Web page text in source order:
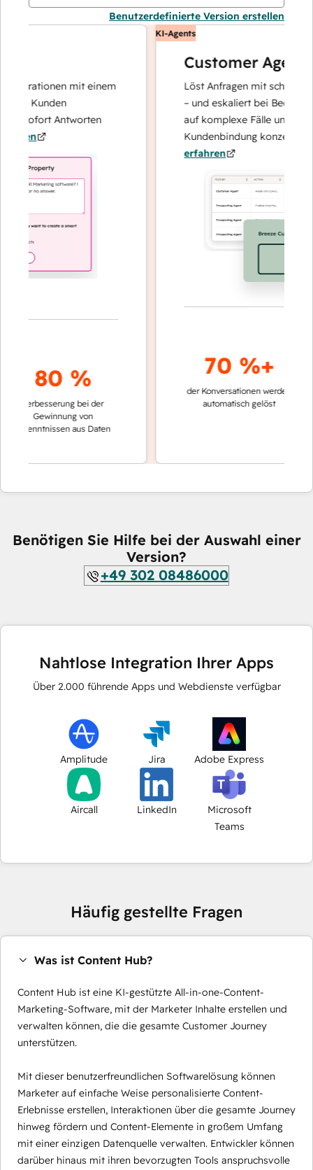
Benutzerdefinierte Version erstellen
mit einem
Kunden
Antworten
80 %
Verbesserung bei der
Gewinnung von
aus Daten
KI-Agents
Customer Agent
Löst Anfragen mit schnellen,
– und eskaliert bei Bedarf,
auf komplexe Fälle und den
Kundenbindung konzentrieren
erfahren
70 %+
der Konversationen werden
automatisch gelöst
Benötigen Sie Hilfe bei der Auswahl einer
Version?
+49 302 08486000
Nahtlose Integration Ihrer Apps
Über 2.000 führende Apps und Webdienste verfügbar
Amplitude Jira Adobe Express
Aircall LinkedIn
Microsoft
Teams
Häufig gestellte Fragen
Was ist Content Hub?
Content Hub ist eine KI-gestützte All-in-one-Content-
Marketing-Software, mit der Marketer Inhalte erstellen und
verwalten können, die die gesamte Customer Journey
unterstützen.
Mit dieser benutzerfreundlichen Softwarelösung können
Marketer auf einfache Weise personalisierte Content-
Erlebnisse erstellen, Interaktionen über die gesamte Journey
hinweg fördern und Content-Elemente in großem Umfang
mit einer einzigen Datenquelle verwalten. Entwickler können
darüber hinaus mit ihren bevorzugten Tools anspruchsvolle